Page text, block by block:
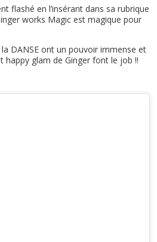
flashé en l’insérant dans sa rubrique
works Magic est magique pour
la DANSE ont un pouvoir immense et
happy glam de Ginger font le job !!